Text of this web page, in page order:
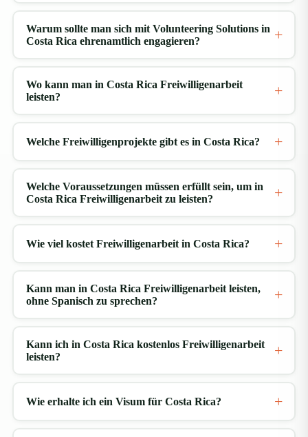
Kunst noch heute für verschiedene Gemeindefeste zu
kreieren und riesige Puppen herzustellen, die auf den
spanischen Kolonialstil erbauten Sehenswürdigkeiten
Cultura). Und wenn Sie einen Einblick in das
besuchen Sie auf dem Rückweg das Museo de Cultura
Popular.
beginnt
am
Warum sollte man sich mit Volunteering Solutions in
Costa Rica ehrenamtlich engagieren?
Wo kann man in Costa Rica Freiwilligenarbeit
leisten?
Welche Freiwilligenprojekte gibt es in Costa Rica?
Welche Voraussetzungen müssen erfüllt sein, um in
Costa Rica Freiwilligenarbeit zu leisten?
Wie viel kostet Freiwilligenarbeit in Costa Rica?
Kann man in Costa Rica Freiwilligenarbeit leisten,
ohne Spanisch zu sprechen?
Kann ich in Costa Rica kostenlos Freiwilligenarbeit
leisten?
Wie erhalte ich ein Visum für Costa Rica?